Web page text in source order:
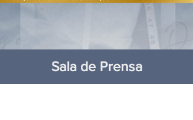
Sala de Prensa